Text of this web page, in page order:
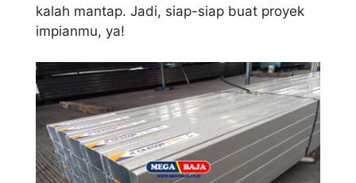
kalah mantap. Jadi, siap-siap buat proyek
impianmu, ya!